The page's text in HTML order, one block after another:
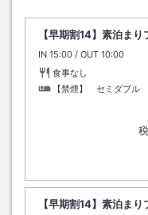
【早期割14】素泊ま
IN チェックイン
15:00 / OUT チェックア
10:00
食事なし
【禁煙】 セミダブ
【早期割14】素泊ま